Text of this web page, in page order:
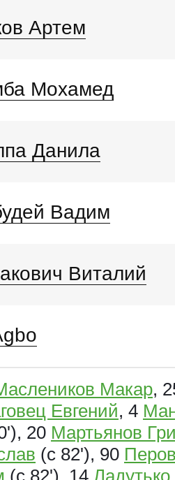
Артем
Мохамед
Данила
Вадим
Виталий
Макар,
Евгений, 4
20 Мартьянов
(с 82'), 90
(с 82'), 14